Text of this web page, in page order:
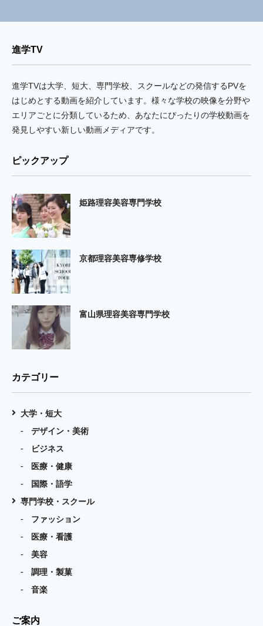
進学TV
進学TVは大学、短大、専門学校、スクールなどの発信するPVを
はじめとする動画を紹介しています。様々な学校の映像を分野や
エリアごとに分類しているため、あなたにぴったりの学校動画を
発見しやすい新しい動画メディアです。
ピックアップ
姫路理容美容専門学校
京都理容美容専修学校
富山県理容美容専門学校
カテゴリー
大学・短大
デザイン・美術
ビジネス
医療・健康
国際・語学
専門学校・スクール
ファッション
医療・看護
美容
調理・製菓
音楽
ご案内